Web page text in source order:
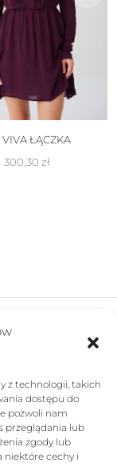
z technologii, takich
dostępu do
pozwoli nam
przeglądania lub
zgody lub
niektóre cechy i
ŁĄCZKA
Pierwotna
300,30 zł